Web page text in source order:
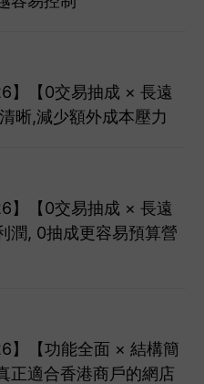
】【0交易抽成 × 長遠
晰,減少額外成本壓力
】【0交易抽成 × 長遠
潤, 0抽成更容易預算營
】【功能全面 × 結構簡
正適合香港商戶的網店